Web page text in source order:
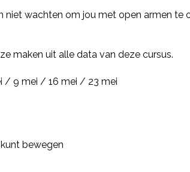
niet wachten om jou met open armen te
maken uit alle data van deze cursus.
/ 9 mei / 16 mei / 23 mei
bewegen